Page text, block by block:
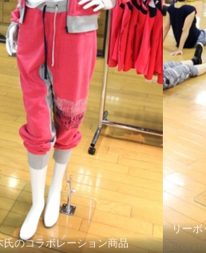
氏のコラボレーション商品
リーボ